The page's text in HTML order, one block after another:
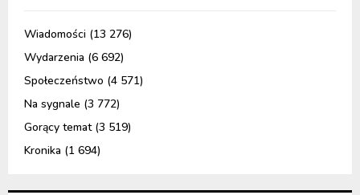
Wiadomości (13 276)
Wydarzenia (6 692)
Społeczeństwo (4 571)
Na sygnale (3 772)
Gorący temat(3 519)
Kronika (1 694)